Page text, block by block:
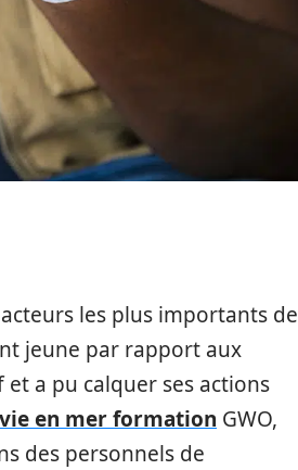
les plus importants de
jeune par rapport aux
et a pu calquer ses actions
en mer formation GWO,
des personnels de